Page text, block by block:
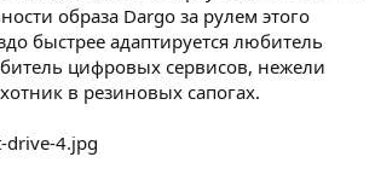
образа Dargo за рулем этого
быстрее адаптируется любитель
цифровых сервисов, нежели
в резиновых сапогах.